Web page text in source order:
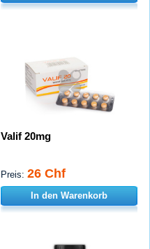
Valif 20mg
Preis: 26 Chf
In den Warenkorb